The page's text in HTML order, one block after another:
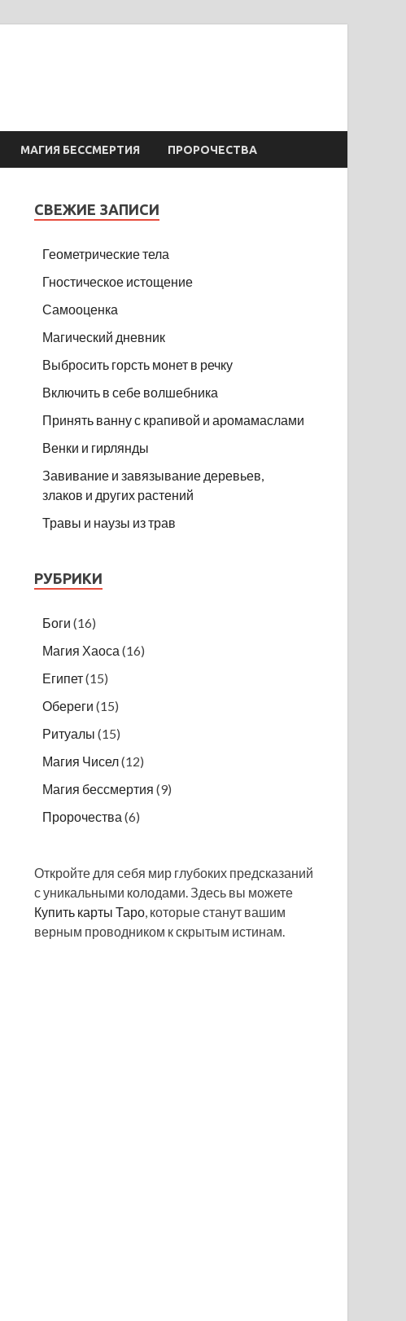
МАГИЯ БЕССМЕРТИЯ ПРОРОЧЕСТВА
СВЕЖИЕ ЗАПИСИ
Геометрические тела
Гностическое истощение
Самооценка
Магический дневник
Выбросить горсть монет в речку
Включить в себе волшебника
Принять ванну с крапивой и аромамаслами
Венки и гирлянды
Завивание и завязывание деревьев,
злаков и других растений
Травы и наузы из трав
РУБРИКИ
Боги (16)
Магия Хаоса (16)
Египет(15)
Обереги (15)
Ритуалы (15)
Магия Чисел(12)
Магия бессмертия (9)
Пророчества (6)
Откройте для себя мир глубоких предсказаний
с уникальными колодами. Здесь вы можете
Купить карты Таро, которые станут вашим
верным проводником к скрытым истинам.